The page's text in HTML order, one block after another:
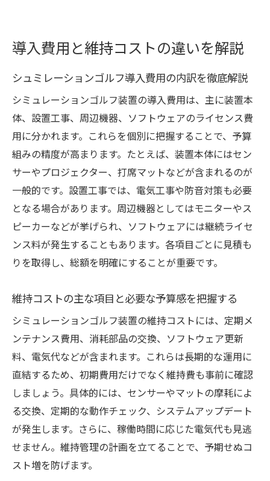
注目
トを整理
練習にならない設備を避けるための費用見
極め方
シュミレーションゴルフ装置の費用対効果を考
察
シュミレーションゴルフの費用対効果を徹
底検証
価格だけでなく維持コストも考慮した投資
判断
練習効果とコストパフォーマンスの関係性
家庭用ゴルフシミュレーターのコスパを比
較する
設置費用と実際の利用頻度から見る効果測
定
装置選びで失敗しないコスト評価のポイン
ト
自宅導入時に知りたい価格と設置条件
ゴルフシミュレーター自宅導入時の価格相
場を解説
自宅設置に最適なシュミレーションゴルフ
導入費用と維持コストの違いを解説
シュミレーションゴルフ導入費用の内訳を徹底解説
シミュレーションゴルフ装置の導入費用は、主に装置本
体、設置工事、周辺機器、ソフトウェアのライセンス費
用に分かれます。これらを個別に把握することで、予算
組みの精度が高まります。たとえば、装置本体にはセン
サーやプロジェクター、打席マットなどが含まれるのが
一般的です。設置工事では、電気工事や防音対策も必要
となる場合があります。周辺機器としてはモニターやス
ピーカーなどが挙げられ、ソフトウェアには継続ライセ
ンス料が発生することもあります。各項目ごとに見積も
りを取得し、総額を明確にすることが重要です。
維持コストの主な項目と必要な予算感を把握する
シミュレーションゴルフ装置の維持コストには、定期メ
ンテナンス費用、消耗部品の交換、ソフトウェア更新
料、電気代などが含まれます。これらは長期的な運用に
直結するため、初期費用だけでなく維持費も事前に確認
しましょう。具体的には、センサーやマットの摩耗によ
る交換、定期的な動作チェック、システムアップデート
が発生します。さらに、稼働時間に応じた電気代も見逃
せません。維持管理の計画を立てることで、予期せぬコ
スト増を防げます。